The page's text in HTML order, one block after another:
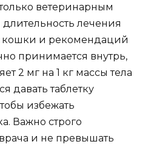
ветеринарным
лечения
кошки и рекомендаций
принимается внутрь,
2 мг на 1 кг массы тела
давать таблетку
избежать
Важно строго
и не превышать